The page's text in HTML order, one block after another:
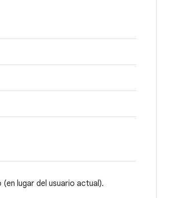
lugar del usuario actual).